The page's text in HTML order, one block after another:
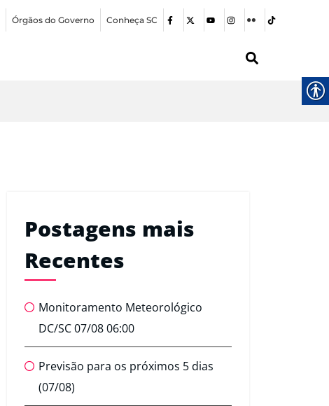
Órgãos do Governo Conheça SC
Postagens mais
Recentes
Monitoramento Meteorológico
DC/SC 07/08 06:00
Previsão para os próximos 5 dias
(07/08)